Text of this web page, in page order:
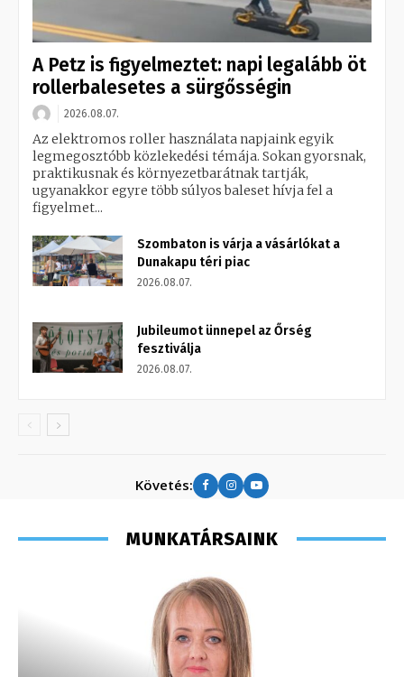
A Petz is figyelmeztet: napi legalább öt
rollerbalesetes a sürgősségin
2026.08.07.
Az elektromos roller használata napjaink egyik
legmegosztóbb közlekedési témája. Sokan gyorsnak,
praktikusnak és környezetbarátnak tartják,
ugyanakkor egyre több súlyos baleset hívja fel a
figyelmet...
Szombaton is várja a vásárlókat a
Dunakapu téri piac
2026.08.07.
Jubileumot ünnepel az Őrség
fesztiválja
2026.08.07.
Követés:
MUNKATÁRSAINK